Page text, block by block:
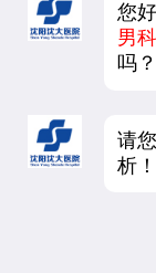
您
男
吗？
请
析！